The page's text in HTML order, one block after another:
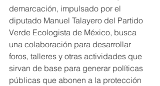
demarcación, impulsado por el
diputado Manuel Talayero del Partido
Verde Ecologista de México, busca
una colaboración para desarrollar
foros, talleres y otras actividades que
sirvan de base para generar políticas
públicas que abonen a la protección